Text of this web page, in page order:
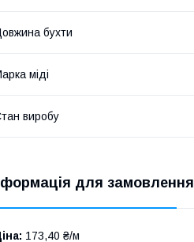
бухти
міді
виробу
для замовлення
173,40 ₴/м